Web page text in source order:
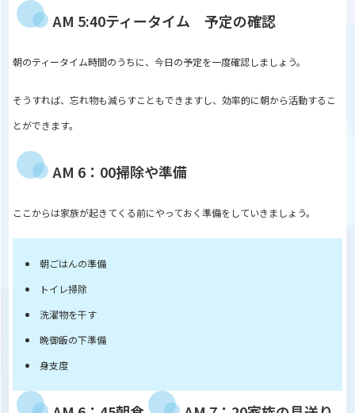
AM 5:40ティータイム 予定の確認
朝のティータイム時間のうちに、今日の予定を一度確認しましょう。
そうすれば、忘れ物も減らすこともできますし、効率的に朝から活動するこ
とができます。
AM 6：00掃除や準備
ここからは家族が起きてくる前にやっておく準備をしていきましょう。
朝ごはんの準備
トイレ掃除
洗濯物を干す
晩御飯の下準備
身支度